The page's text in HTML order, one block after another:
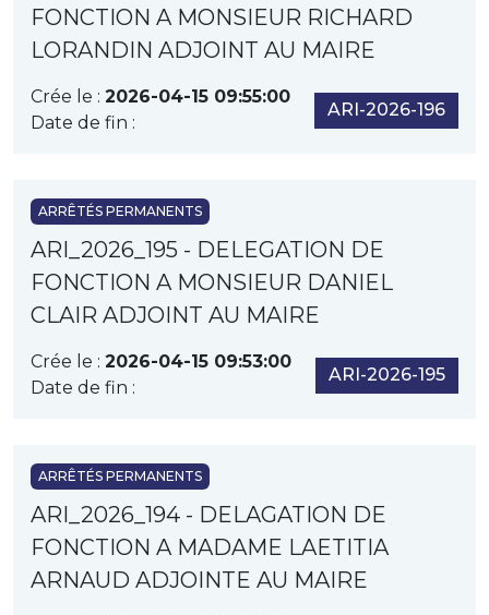
FONCTION A MONSIEUR RICHARD
LORANDIN ADJOINT AU MAIRE
Crée le : 2026-04-15 09:55:00
Date de fin :
ARI-2026-196
ARRÊTÉS PERMANENTS
ARI_2026_195 - DELEGATION DE
FONCTION A MONSIEUR DANIEL
CLAIR ADJOINT AU MAIRE
Crée le : 2026-04-15 09:53:00
Date de fin :
ARI-2026-195
ARRÊTÉS PERMANENTS
ARI_2026_194 - DELAGATION DE
FONCTION A MADAME LAETITIA
ARNAUD ADJOINTE AU MAIRE